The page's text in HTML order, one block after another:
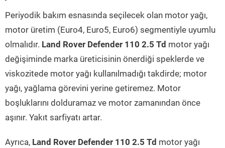
Periyodik bakım esnasında seçilecek olan motor yağı,
motor üretim (Euro4, Euro5, Euro6) segmentiyle uyumlu
olmalıdır. Land Rover Defender 110 2.5 Td motor yağı
değişiminde marka üreticisinin önerdiği speklerde ve
viskozitede motor yağı kullanılmadığı takdirde; motor
yağı, yağlama görevini yerine getiremez. Motor
boşluklarını dolduramaz ve motor zamanından önce
aşınır. Yakıt sarfiyatı artar.
Ayrıca, Land Rover Defender 110 2.5 Td motor yağı